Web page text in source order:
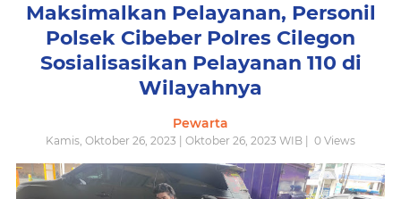
Maksimalkan Pelayanan, Personil
Polsek Cibeber Polres Cilegon
Sosialisasikan Pelayanan 110 di
Wilayahnya
Pewarta
Kamis, Oktober 26, 2023 | Oktober 26, 2023 WIB | 0 Views